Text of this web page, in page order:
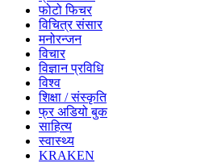
फोटो फिचर
विचित्र संसार
मनोरन्जन
विचार
विज्ञान प्रविधि
विश्व
शिक्षा / संस्कृति
फ्र अडियो बुक
साहित्य
स्वास्थ्य
KRAKEN